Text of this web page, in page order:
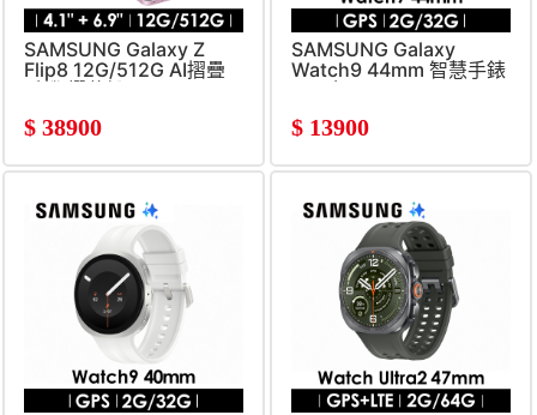
SAMSUNG Galaxy Z
Flip8 12G/512G AI摺疊
手機 櫻花粉
$ 38900
SAMSUNG Galaxy
Watch9 44mm 智慧手錶
星石灰
$ 13900